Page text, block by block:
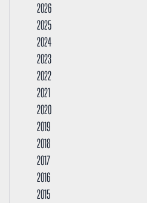
2026
2025
2024
2023
2022
2021
2020
2019
2018
2017
2016
2015